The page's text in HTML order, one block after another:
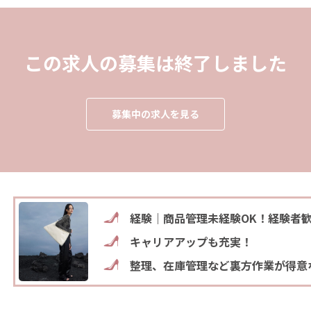
この求人の募集は終了しました
募集中の求人を見る
経験｜商品管理未経験OK！経験者
キャリアアップも充実！
整理、在庫管理など裏方作業が得